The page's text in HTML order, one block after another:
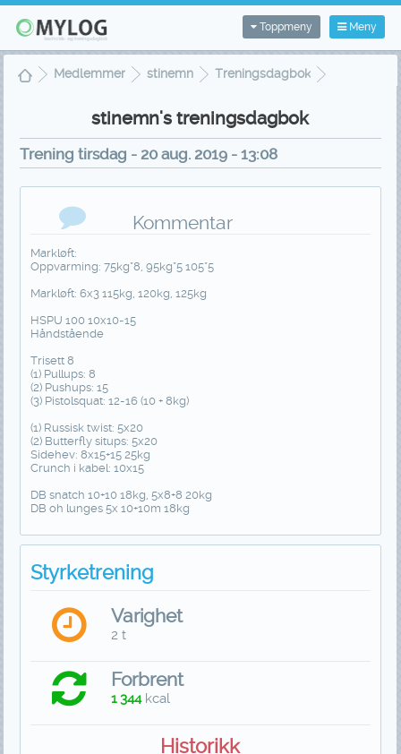
Meny
Toppmeny
Medlemmer stinemn
Treningsdagbok
stinemn's treningsdagbok
Trening tirsdag - 20 aug. 2019 - 13:08
Kommentar
Markløft:
Oppvarming: 75kg*8, 95kg*5 105*5
Markløft: 6x3 115kg, 120kg, 125kg
HSPU 100 10x10-15
Håndstående
Trisett 8
(1) Pullups: 8
(2) Pushups: 15
(3) Pistolsquat: 12-16 (10 + 8kg)
(1) Russisk twist: 5x20
(2) Butterfly situps: 5x20
Sidehev: 8x15+15 25kg
Crunch i kabel: 10x15
DB snatch 10+10 18kg, 5x8+8 20kg
DB oh lunges 5x 10+10m 18kg
Styrketrening
Varighet
2 t
Forbrent
1 344kcal
Historikk